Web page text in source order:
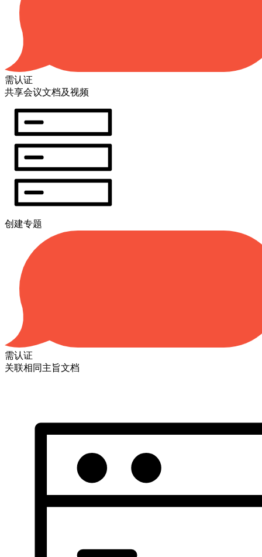
需认证
共享会议文档及视频
创建专题
需认证
关联相同主旨文档